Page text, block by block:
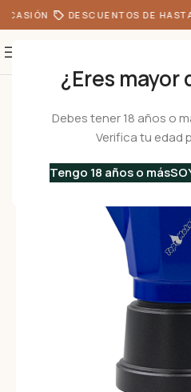
¿Eres mayor
Debes tener 18 años o
Verifica tu edad
Tengo 18 años o más
DESCUENTOS DE HASTA
Cafeteras